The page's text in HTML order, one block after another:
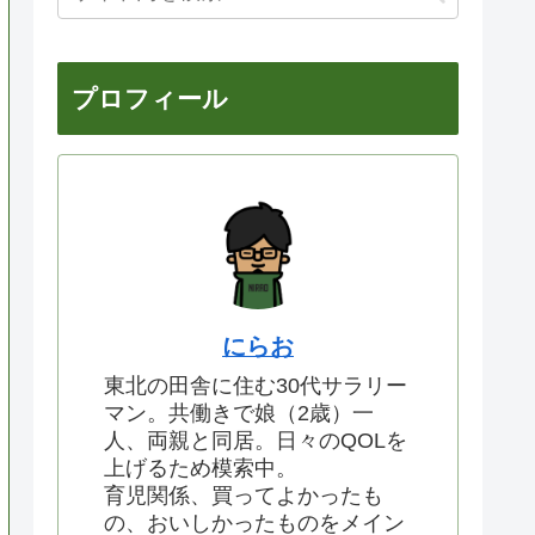
プロフィール
にらお
東北の田舎に住む30代サラリー
マン。共働きで娘（2歳）一
人、両親と同居。日々のQOLを
上げるため模索中。
育児関係、買ってよかったも
の、おいしかったものをメイン